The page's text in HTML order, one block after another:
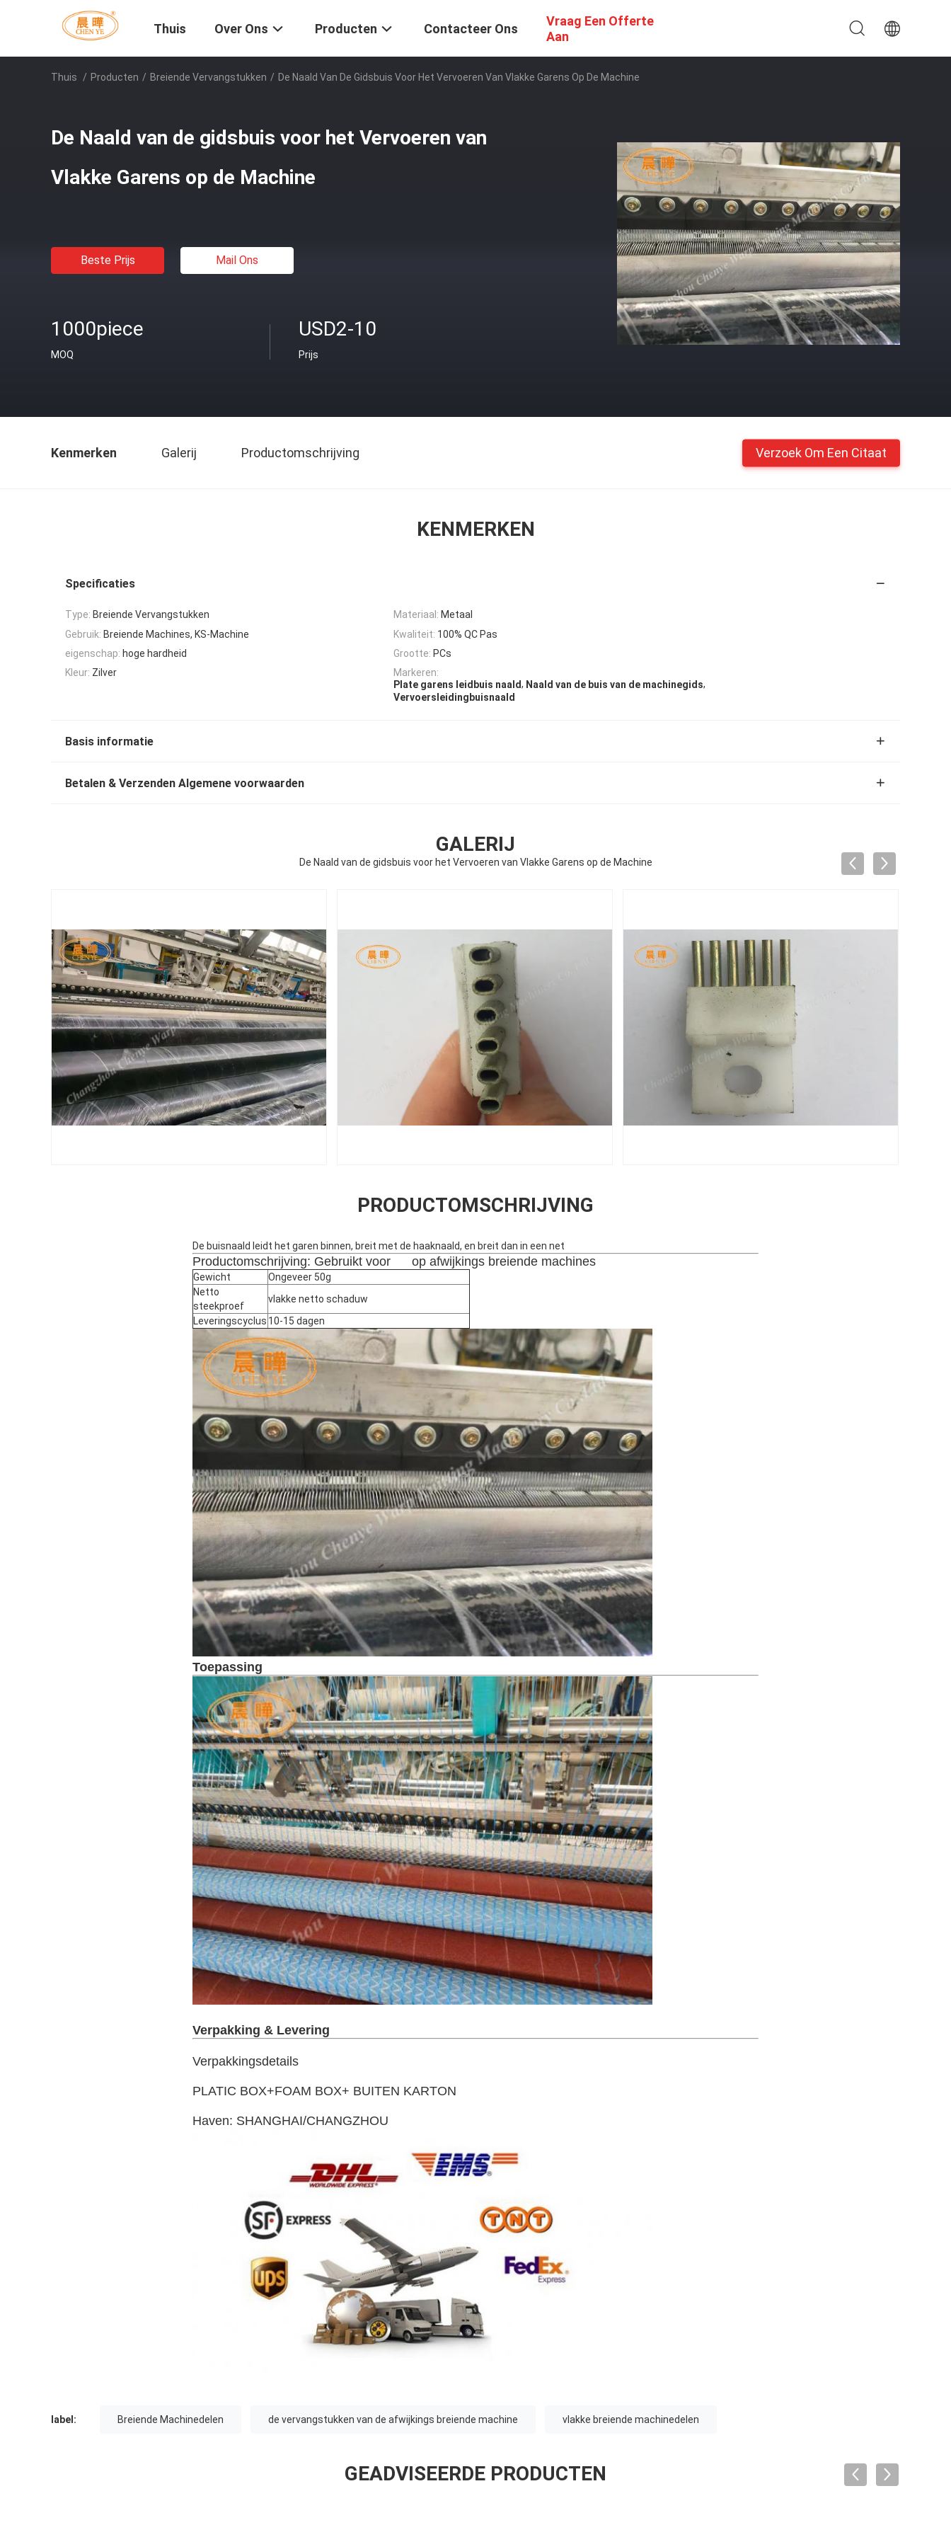
Thuis Over Ons Producten Contacteer Ons
Vraag Een Offerte
Aan
Thuis / Producten / Breiende Vervangstukken / De Naald Van De Gidsbuis Voor Het Vervoeren Van Vlakke Garens Op De Machine
De Naald van de gidsbuis voor het Vervoeren van
Vlakke Garens op de Machine
Beste Prijs Mail Ons
1000piece
MOQ
USD2-10
Prijs
Kenmerken Galerij Productomschrijving Verzoek Om Een Citaat
KENMERKEN
Specificaties
Type: Breiende Vervangstukken Materiaal: Metaal
Gebruik: Breiende Machines, KS-Machine Kwaliteit: 100% QC Pas
eigenschap: hoge hardheid Grootte: PCs
Kleur: Zilver
Markeren:
Plate garens leidbuis naald, Naald van de buis van de machinegids,
Vervoersleidingbuisnaald
Basis informatie
Betalen & Verzenden Algemene voorwaarden
GALERIJ
De Naald van de gidsbuis voor het Vervoeren van Vlakke Garens op de Machine
PRODUCTOMSCHRIJVING
De buisnaald leidt het garen binnen, breit met de haaknaald, en breit dan in een net
Productomschrijving: Gebruikt voor      op afwijkings breiende machines
Gewicht
Ongeveer 50g
Netto
steekproef
vlakke netto schaduw
Leveringscyclus 10-15 dagen
Toepassing
Verpakking & Levering
Verpakkingsdetails
PLATIC BOX+FOAM BOX+ BUITEN KARTON
Haven: SHANGHAI/CHANGZHOU
label: Breiende Machinedelen de vervangstukken van de afwijkings breiende machine vlakke breiende machinedelen
GEADVISEERDE PRODUCTEN